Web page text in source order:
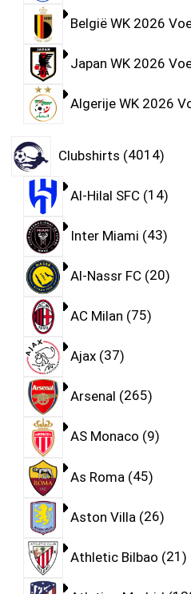
België WK 2026
Japan WK 2026
Algerije WK 2026
Clubshirts 4014
Al-Hilal SFC 14
Inter Miami 43
Al-Nassr FC 20
AC Milan 75
Ajax 37
Arsenal 265
AS Monaco 9
As Roma 45
Aston Villa 26
Athletic Bilbao 21